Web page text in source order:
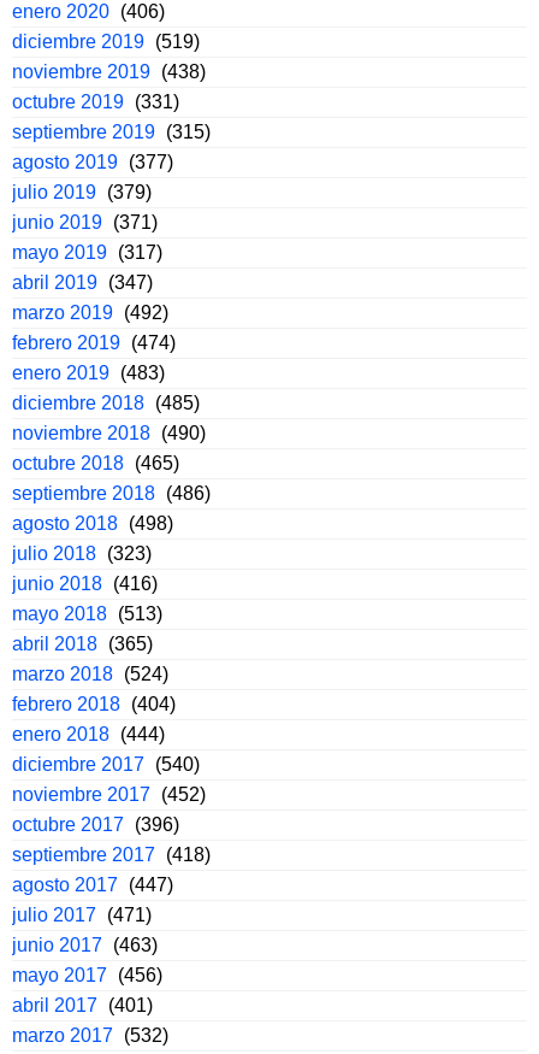
enero 2020 (406)
diciembre 2019 (519)
noviembre 2019 (438)
octubre 2019 (331)
septiembre 2019 (315)
agosto 2019 (377)
julio 2019 (379)
junio 2019 (371)
mayo 2019 (317)
abril 2019 (347)
marzo 2019 (492)
febrero 2019 (474)
enero 2019 (483)
diciembre 2018 (485)
noviembre 2018 (490)
octubre 2018 (465)
septiembre 2018 (486)
agosto 2018 (498)
julio 2018 (323)
junio 2018 (416)
mayo 2018 (513)
abril 2018 (365)
marzo 2018 (524)
febrero 2018 (404)
enero 2018 (444)
diciembre 2017 (540)
noviembre 2017 (452)
octubre 2017 (396)
septiembre 2017 (418)
agosto 2017 (447)
julio 2017 (471)
junio 2017 (463)
mayo 2017 (456)
abril 2017 (401)
marzo 2017 (532)